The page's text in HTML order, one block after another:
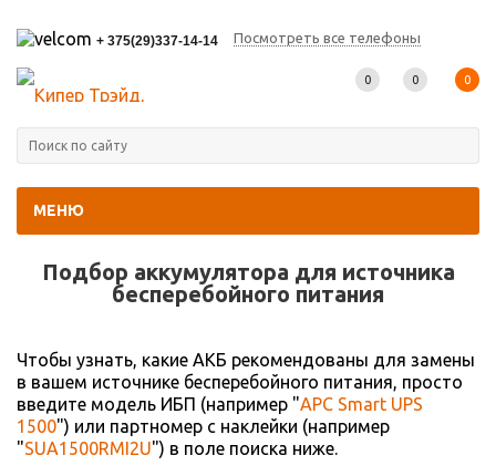
+ 375(29)337-14-14 Посмотреть все телефоны
МЕНЮ
0 0 0
Подбор аккумулятора для источника
беcперебойного питания
Чтобы узнать, какие АКБ рекомендованы для замены
в вашем источнике бесперебойного питания, просто
введите модель ИБП (например "APC Smart UPS
1500") или партномер с наклейки (например
"SUA1500RMI2U") в поле поиска ниже.